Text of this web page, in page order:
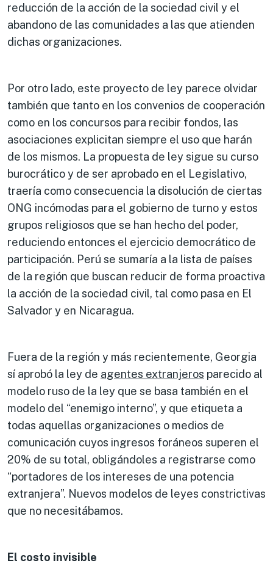
reducción de la acción de la sociedad civil y el
abandono de las comunidades a las que atienden
dichas organizaciones.
Por otro lado, este proyecto de ley parece olvidar
también que tanto en los convenios de cooperación
como en los concursos para recibir fondos, las
asociaciones explicitan siempre el uso que harán
de los mismos. La propuesta de ley sigue su curso
burocrático y de ser aprobado en el Legislativo,
traería como consecuencia la disolución de ciertas
ONG incómodas para el gobierno de turno y estos
grupos religiosos que se han hecho del poder,
reduciendo entonces el ejercicio democrático de
participación. Perú se sumaría a la lista de países
de la región que buscan reducir de forma proactiva
la acción de la sociedad civil, tal como pasa en El
Salvador y en Nicaragua.
Fuera de la región y más recientemente, Georgia
sí aprobó la ley de agentes extranjeros parecido al
modelo ruso de la ley que se basa también en el
modelo del “enemigo interno”, y que etiqueta a
todas aquellas organizaciones o medios de
comunicación cuyos ingresos foráneos superen el
20% de su total, obligándoles a registrarse como
“portadores de los intereses de una potencia
extranjera”. Nuevos modelos de leyes constrictivas
que no necesitábamos.
El costo invisible